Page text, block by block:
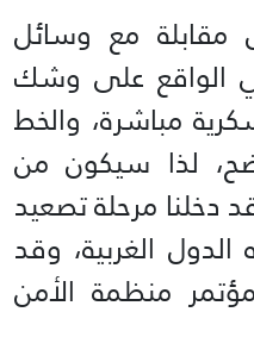
مقابلة مع وسائل
الواقع على وشك
مباشرة، والخط
لذا سيكون من
دخلنا مرحلة تصعيد
الغربية، وقد
منظمة الأمن